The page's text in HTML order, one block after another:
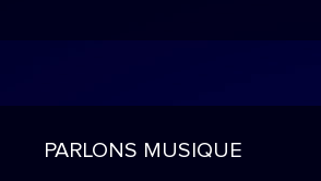
PARLONS MUSIQUE